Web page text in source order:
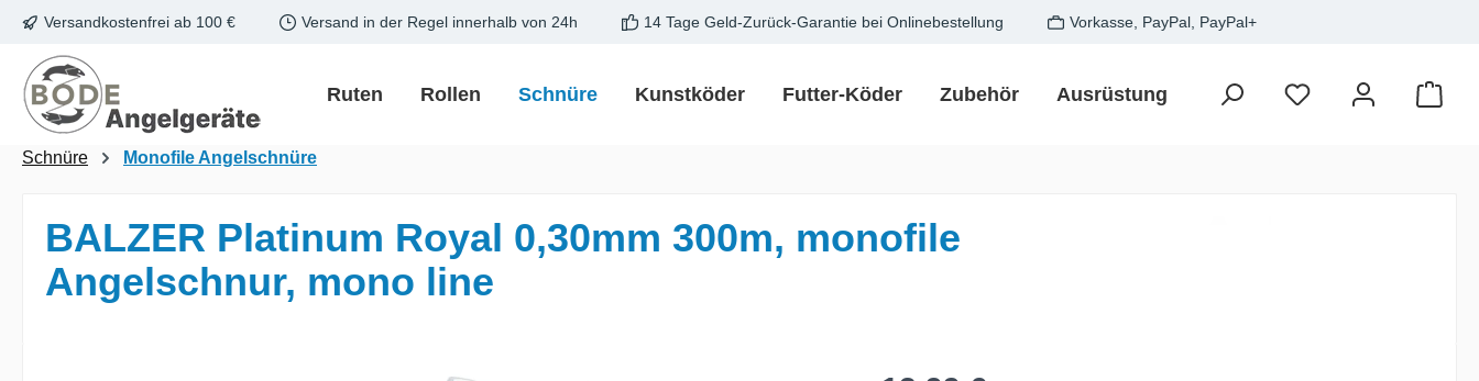
Hauptinhalt springen
Zur Suche springen
Zur Hauptnavigation springen
Versandkostenfrei ab 100 € Versand in der Regel innerhalb von 24h 14 Tage Geld-Zurück-Garantie bei Onlinebestellung Vorkasse, PayPal, PayPal+
Ruten Rollen Schnüre Kunstköder Futter-Köder Zubehör Ausrüstung Zielfisch SALE
Schnüre Monofile Angelschnüre
BALZER Platinum Royal 0,30mm 300m, monofile
Angelschnur, mono line
Regulärer Preis: